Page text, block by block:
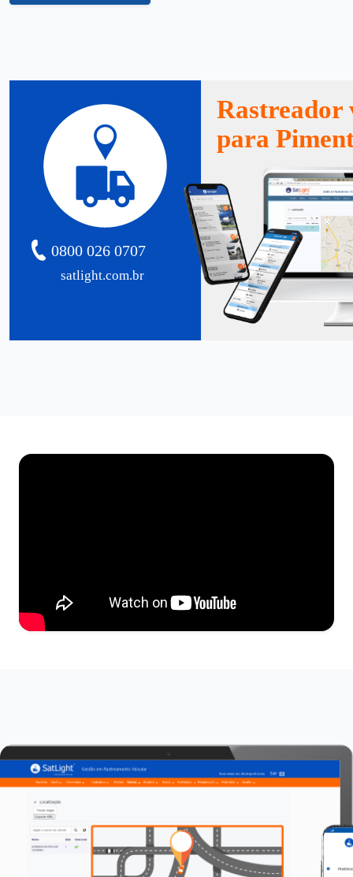
satlight.com.br
0800 026 0707
Rastreador
para